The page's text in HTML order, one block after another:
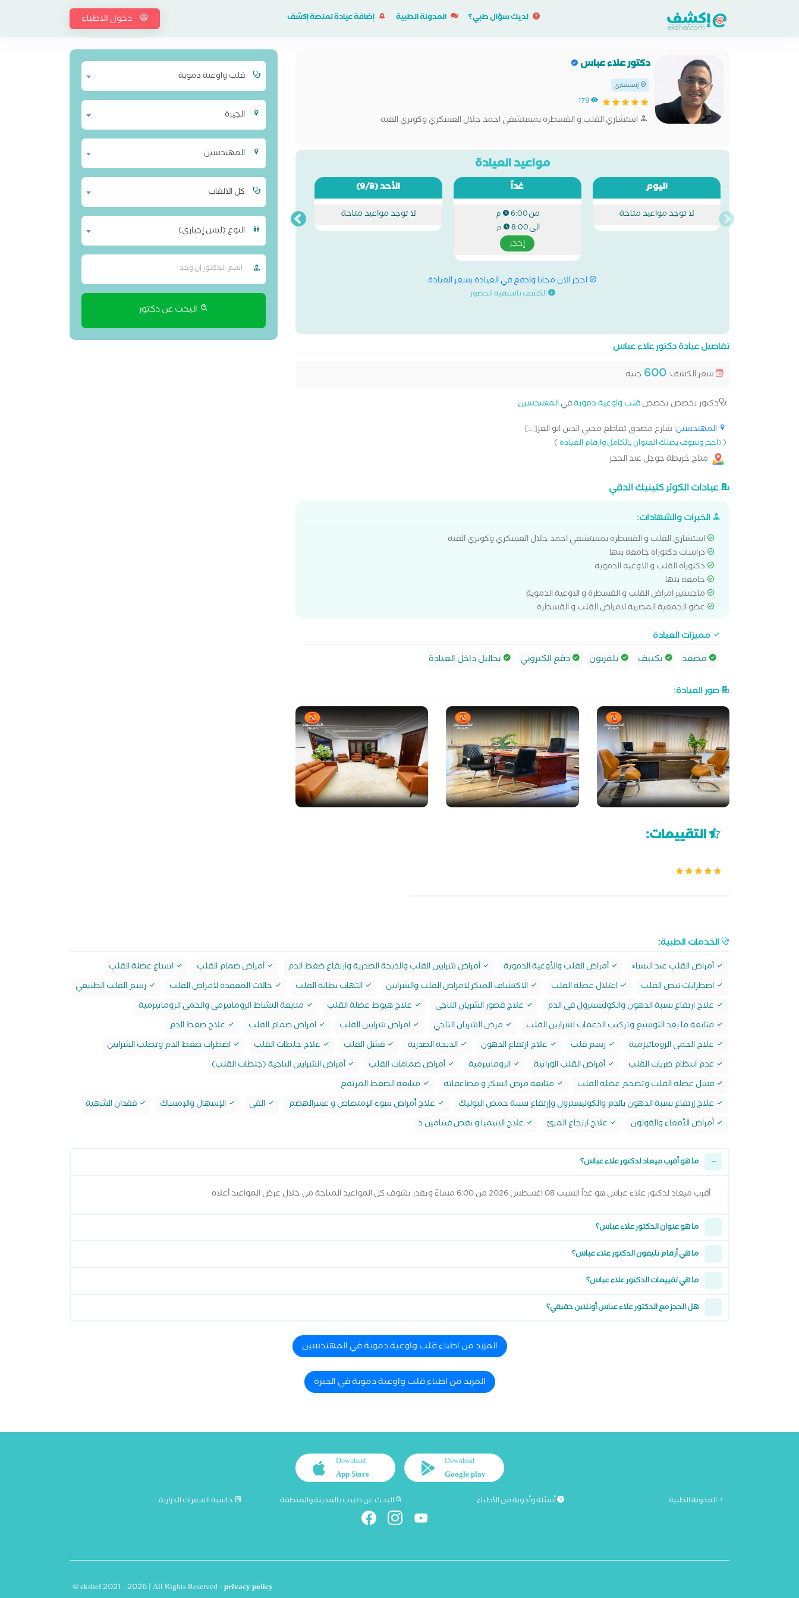
لديك سؤال طبي؟ المدونة الطبية إضافة عيادة لمنصة إكشف دخول الاطباء
دكتور علاء عباس
إستشاري
179
استشاري القلب و القسطره بمستشفي احمد جلال العسكري وكوبري القبه
مواعيد العيادة
اليوم
لا توجد مواعيد متاحة
غداً
من6:00 م
الى8:00 م
إحجز
الأحد(9/8)
لا توجد مواعيد متاحة
احجز الان مجانا وادفع في العيادة بسعر العيادة
الكشف باسبقية الحضور
تفاصيل عيادة دكتور علاء عباس
سعر الكشف:600 جنيه
دكتور تخصص تخصصقلب واوعية دمويةفيالمهندسين
المهندسين: شارع مصدق تقاطع محيي الدين ابو العز[...]
((احجز وسوف يصلك العنوان بالكامل وارقام العيادة)
متاح خريطة جوجل عند الحجز
عيادات الكوثر كلينيك الدقي
الخبرات والشهادات:
استشاري القلب و القسطره بمستشفي احمد جلال العسكري وكوبري القبه
دراسات دكتوراه جامعه بنها
دكتوراه القلب و الاوعيه الدمويه
جامعه بنها
ماجستير امراض القلب و القسطرة و الاوعية الدموية
عضو الجمعية المصرية لامراض القلب و القسطرة
مميزات العيادة
مصعد
تكييف تلفزيون دفع الكتروني تحاليل داخل العيادة
صور العيادة:
قلب واوعية دموية
الجيزة
المهندسين
كل الالقاب
النوع (ليس إجباري)
البحث عن دكتور
التقييمات:
الخدمات الطبية:
أمراض القلب عند النساﺀ أمراض القلب والأوعية الدموية أمراض شرايين القلب والذبحة الصدرية وارتقاع ضغط الدم أمراض صمام القلب
اتساع عضلة القلب
اضطرابات نبض القلب
اعتلال عضلة القلب الاكتشاف المبكر لامراض القلب والشرايين التهاب بطانة القلب حالات المعقدة لامراض القلب
رسم القلب الطبيعي
علاج ارتفاع نسبة الدهون والكوليسترول فى الدم
علاج قصور الشريان التاجى علاج هبوط عضلة القلب
متابعة النشاط الروماتيزمي والحمى الروماتيزمية
متابعة ما بعد التوسيع وتركيب الدعمات لشرايين القلب
مرض الشريان التاجي امراض شرايين القلب امراض صمام القلب
علاج ضغط الدم
علاج الحمى الروماتيزمية
رسم قلب علاج ارتفاع الدهون الذبحة الصدرية فشل القلب علاج جلطات القلب
اضطراب ضغط الدم وتصلب الشرايين
عدم انتظام ضربات القلب
أمراض القلب الوراثية الروماتيزمية أمراض صمامات القلب
أمراض الشرايين التاجية (جلطات القلب)
فشل عضلة القلب وتضخم عضلة القلب
متابعة مرض السكر و مضاعفاته
متابعة الضغط المرتفع
علاج إرتفاع نسبة الدهون بالدم والكوليسترول وإرتفاع نسبة حمض البوليك
علاج أمراض سوء الإمتصاص و عسرالهضم القي الإسهال والإمساك
فقدان الشهية
أمراض الأمعاء والقولون
علاج ارتجاع المرئ علاج الانيميا و نقص فيتامين د
ما هو أقرب ميعاد لدكتور علاء عباس؟
أقرب ميعاد لدكتور علاء عباس هو غداً السبت 08 اغسطس 2026 من 6:00 مساءً وتقدر تشوف كل المواعيد المتاحة من خلال عرض المواعيد أعلاه
ما هو عنوان الدكتور علاء عباس؟
ما هي أرقام تليفون الدكتور علاء عباس؟
ما هي تقييمات الدكتور علاء عباس؟
هل الحجز مع الدكتور علاء عباس أونلاين حقيقي؟
المزيد من اطباء قلب واوعية دموية في المهندسين
المزيد من اطباء قلب واوعية دموية في الجيزة
Download
Google play
Download
App Store
المدونة الطبية أسئلة وأجوبة من الأطباء البحث عن طبيب بالمدينة والمنطقة حاسبة السعرات الحرارية
© ekshef 2021 - 2026 | All Rights Reserved -privacy policy